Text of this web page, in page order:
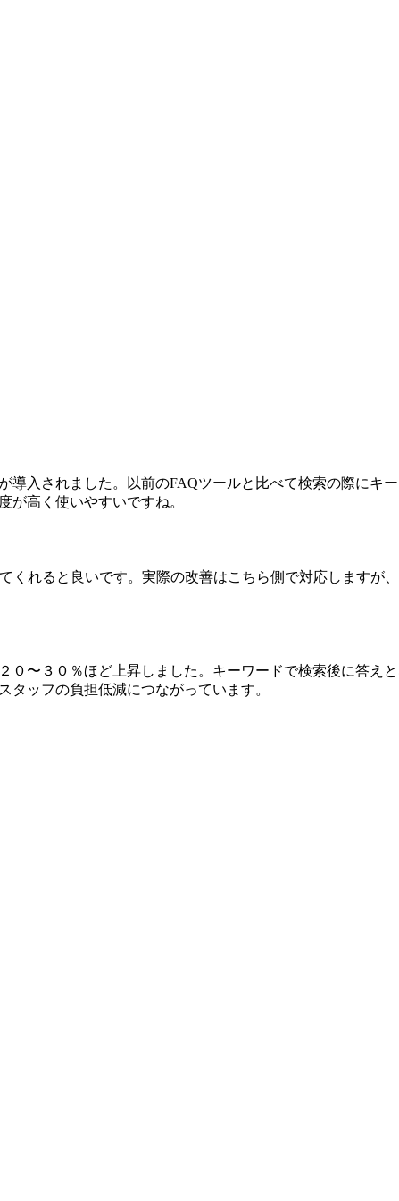
入されました。以前のFAQツールと比べて検索の際にキ
が高く使いやすいですね。
れると良いです。実際の改善はこちら側で対応しますが
０〜３０％ほど上昇しました。キーワードで検索後に答え
ッフの負担低減につながっています。